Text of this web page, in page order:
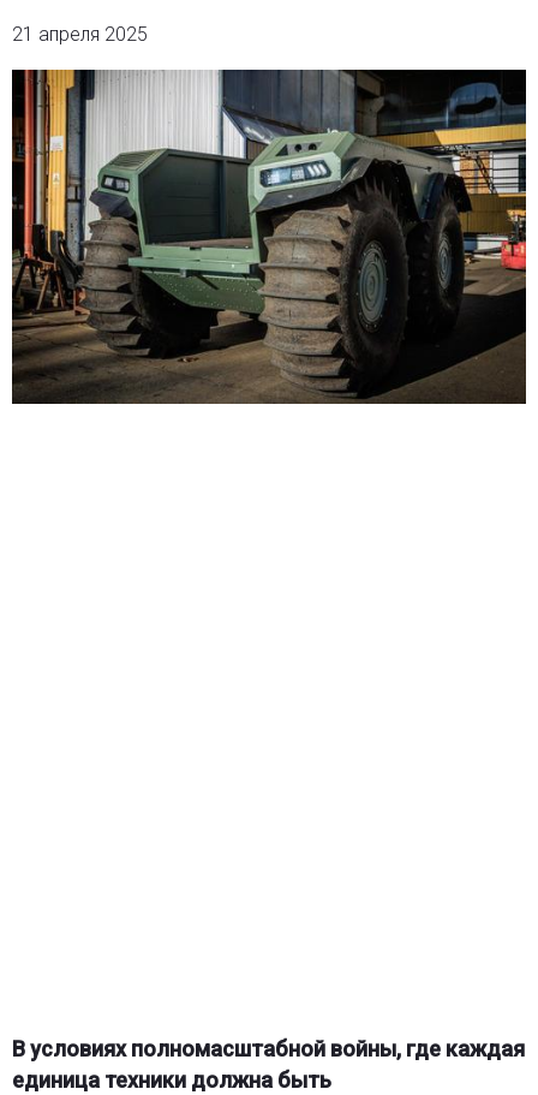
21 апреля 2025
В условиях полномасштабной войны, где каждая
единица техники должна быть